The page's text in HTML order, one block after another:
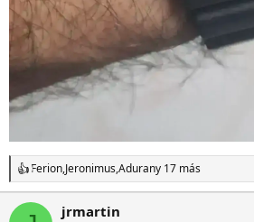
R
e
a
Ferion,Jeronimus,Adurany 17 más
jrmartin